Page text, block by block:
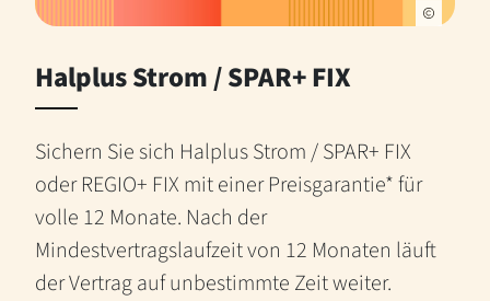
Halplus Strom / SPAR+ FIX
Sichern Sie sich Halplus Strom / SPAR+ FIX
oder REGIO+ FIX mit einer Preisgarantie* für
volle 12 Monate. Nach der
Mindestvertragslaufzeit von 12 Monaten läuft
der Vertrag auf unbestimmte Zeit weiter.